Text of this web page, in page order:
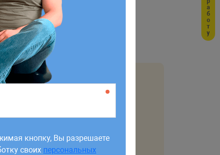
классам.
кнопку, Вы разрешаете
кнопку, Вы разрешаете
своих персональных